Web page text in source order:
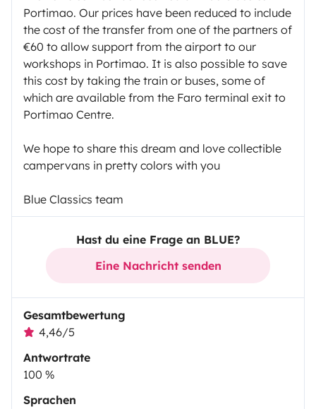
Portimao. Our prices have been reduced to include
the cost of the transfer from one of the partners of
€60 to allow support from the airport to our
workshops in Portimao. It is also possible to save
this cost by taking the train or buses, some of
which are available from the Faro terminal exit to
Portimao Centre.
We hope to share this dream and love collectible
campervans in pretty colors with you
Blue Classics team
Hast du eine Frage an BLUE?
Eine Nachricht senden
Gesamtbewertung
4,46/5
Antwortrate
100 %
Sprachen